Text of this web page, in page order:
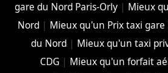
gare du Nord Paris-Orly| Mieux
Nord | Mieux qu'un Prix taxi
du Nord | Mieux qu'un taxi
CDG | Mieux qu'un forfait